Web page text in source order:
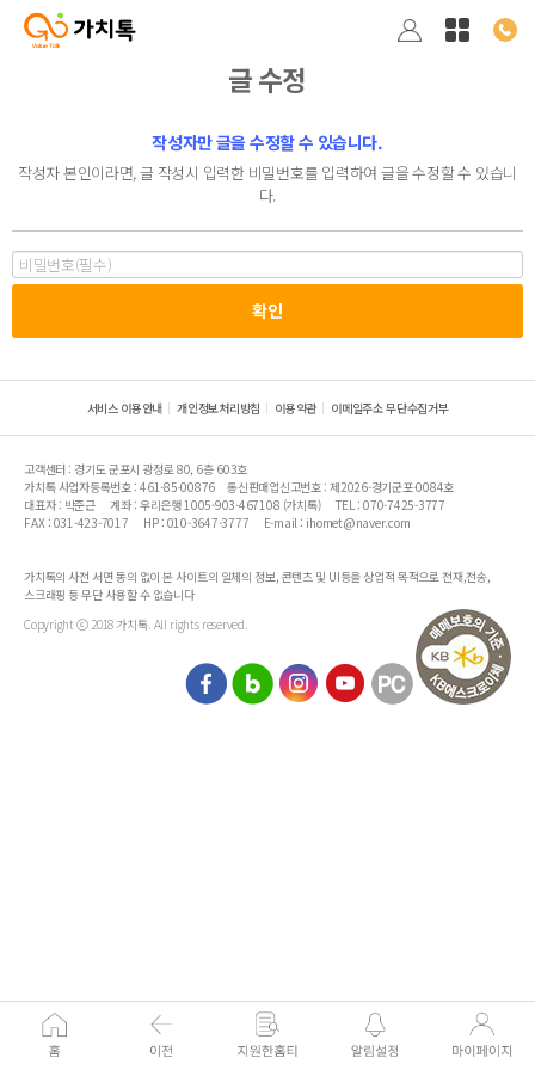
글 수정
작성자만 글을 수정할 수 있습니다.
작성자 본인이라면, 글 작성시 입력한 비밀번호를 입력하여 글을 수정할 수 있습니
다.
서비스 이용안내 개인정보처리방침 이용약관 이메일주소 무단수집거부
고객센터 : 경기도 군포시 광정로 80, 6층 603호
가치톡 사업자등록번호 : 461-85-00876
통신판매업신고번호 : 제2026-경기군포-0084호
대표자 : 박준근
계좌 : 우리은행 1005-903-467108 (가치톡)
TEL : 070-7425-3777
FAX : 031-423-7017
HP : 010-3647-3777 E-mail : ihomet@naver.com
가치톡의 사전 서면 동의 없이 본 사이트의 일체의 정보, 콘텐츠 및 UI등을 상업적 목적으로 전재,전송,
스크래핑 등 무단 사용할 수 없습니다
Copyright ⓒ 2018 가치톡. All rights reserved.